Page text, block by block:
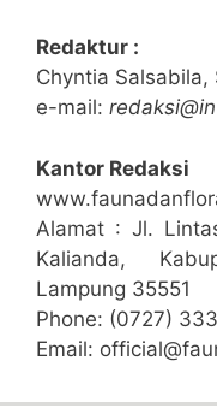
Redaktur :
Chyntia Salsabila,
e-mail:
Kantor Redaksi
Alamat : Jl.
Kalianda,
Lampung 35551
Phone: (0727)
Email: